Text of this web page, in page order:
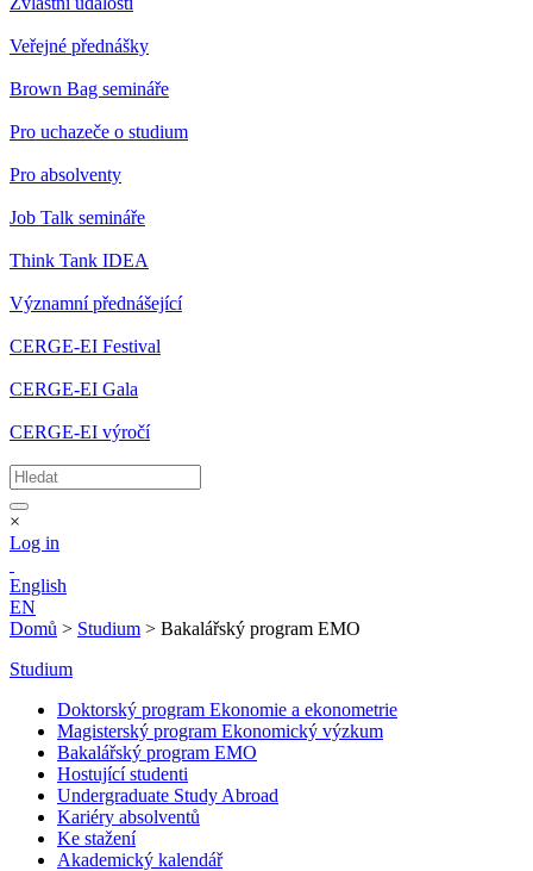
Veřejné přednášky
Brown Bag semináře
Pro uchazeče o studium
Pro absolventy
Job Talk semináře
Think Tank IDEA
Významní přednášející
CERGE-EI Festival
CERGE-EI Gala
CERGE-EI výročí
×
Log in
English
EN
Domů > Studium > Bakalářský program EMO
Studium
Doktorský program Ekonomie a ekonometrie
Magisterský program Ekonomický výzkum
Bakalářský program EMO
Hostující studenti
Undergraduate Study Abroad
Kariéry absolventů
Ke stažení
Akademický kalendář